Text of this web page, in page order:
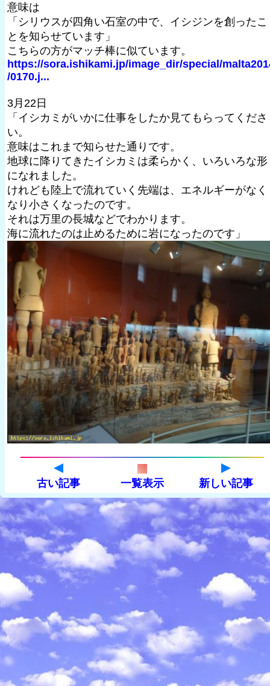
意味は
「シリウスが四角い石室の中で、イシジンを創ったこ
とを知らせています」
こちらの方がマッチ棒に似ています。
https://sora.ishikami.jp/image_dir/special/
/0170.j...
3月22日
「イシカミがいかに仕事をしたか見てもらってくださ
い。
意味はこれまで知らせた通りです。
地球に降りてきたイシカミは柔らかく、いろいろな形
になれました。
けれども陸上で流れていく先端は、エネルギーがなく
なり小さくなったのです。
それは万里の長城などでわかります。
海に流れたのは止めるために岩になったのです」
古い記事 一覧表示 新しい記事